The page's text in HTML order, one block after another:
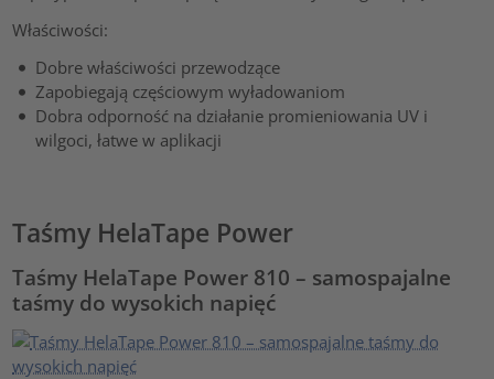
Właściwości:
Dobre właściwości przewodzące
Zapobiegają częściowym wyładowaniom
Dobra odporność na działanie promieniowania UV i
wilgoci, łatwe w aplikacji
Taśmy HelaTape Power
Taśmy HelaTape Power 810 – samospajalne
taśmy do wysokich napięć